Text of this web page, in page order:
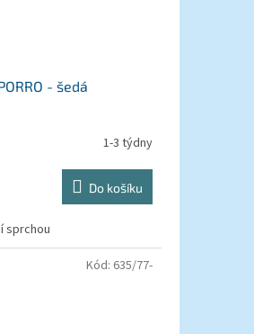
- šedá
1-3 týdny
Do košíku
sprchou
Kód: 635/77-